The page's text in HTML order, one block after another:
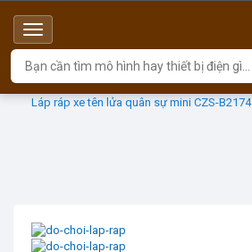
Menu
Top
Sản phẩm CZS (Độc quyền)
Láp ráp xe tên lửa quân sự mini CZS-B2174